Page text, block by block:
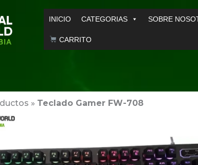
INICIO CATEGORIAS SOBRE
CARRITO
» Teclado Gamer FW-708